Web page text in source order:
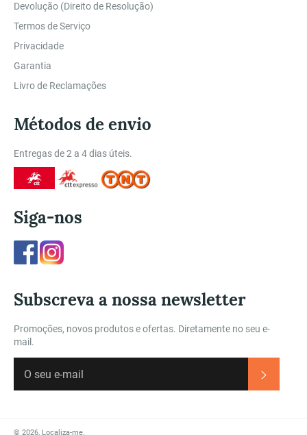
Devolução (Direito de Resolução)
Termos de Serviço
Privacidade
Garantia
Livro de Reclamações
Métodos de envio
Entregas de 2 a 4 dias úteis.
Siga-nos
FacebookInstagram
Subscreva a nossa newsletter
Promoções, novos produtos e ofertas. Diretamente no seu e-
mail.
© 2026, Localiza-me.